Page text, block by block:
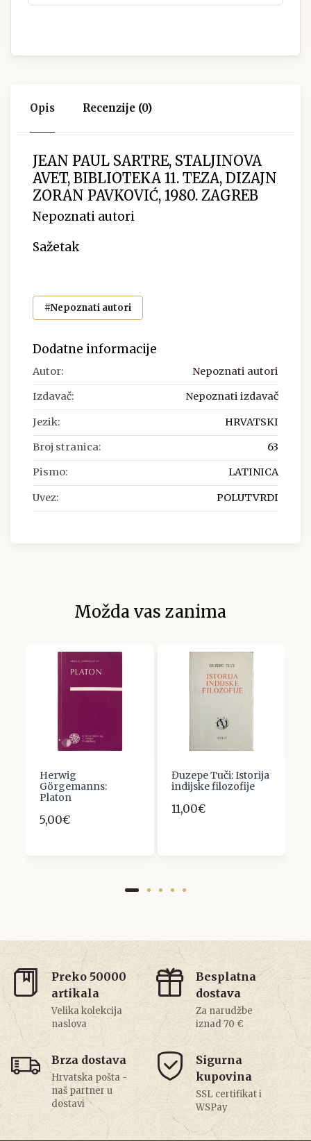
Opis Recenzije (0)
JEAN PAUL SARTRE, STALJINOVA
AVET, BIBLIOTEKA 11. TEZA, DIZAJN
ZORAN PAVKOVIĆ, 1980. ZAGREB
Nepoznati autori
Sažetak
#Nepoznati autori
Dodatne informacije
Autor: Nepoznati autori
Izdavač: Nepoznati izdavač
Jezik: HRVATSKI
Broj stranica: 63
Pismo: LATINICA
Uvez: POLUTVRDI
Možda vas zanima
Herwig
Görgemanns:
Platon
5,00€
Đuzepe Tuči: Istorija
indijske filozofije
11,00€
Preko 50000
artikala
Velika kolekcija
naslova
Besplatna
dostava
Za narudžbe
iznad 70 €
Brza dostava
Hrvatska pošta -
naš partner u
dostavi
Sigurna
kupovina
SSL certifikat i
WSPay